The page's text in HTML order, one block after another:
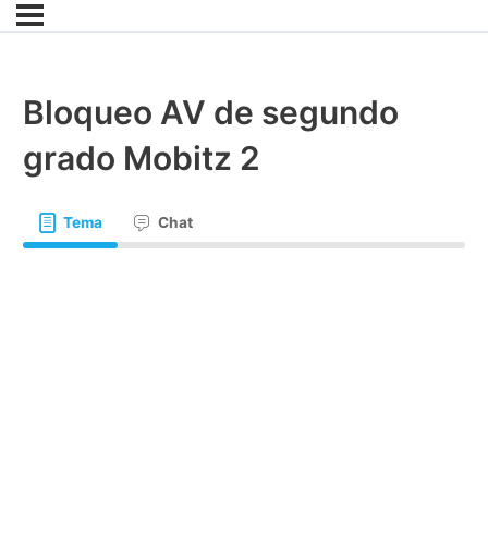
Bloqueo AV de segundo
grado Mobitz 2
Tema Chat